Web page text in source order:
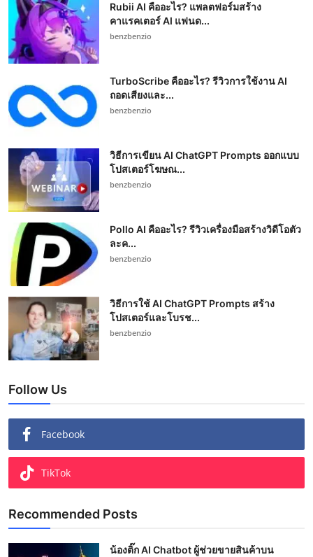
Rubii AI คืออะไร? แพลตฟอร์มสร้าง
คาแรคเตอร์ AI แฟนด...
benzbenzio
TurboScribe คืออะไร? รีวิวการใช้งาน AI
ถอดเสียงและ...
benzbenzio
วิธีการเขียน AI ChatGPT Prompts ออกแบบ
โปสเตอร์โฆษณ...
benzbenzio
Pollo AI คืออะไร? รีวิวเครื่องมือสร้างวิดีโอตัว
ละค...
benzbenzio
วิธีการใช้ AI ChatGPT Prompts สร้าง
โปสเตอร์และโบรช...
benzbenzio
Follow Us
Facebook
TikTok
Recommended Posts
น้องติ๊ก AI Chatbot ผู้ช่วยขายสินค้าบน